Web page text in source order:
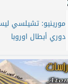
مورينيو: تشيلسي
دوري أبطال اوروبا